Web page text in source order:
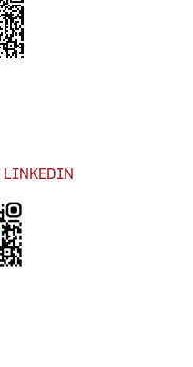
LINKEDIN